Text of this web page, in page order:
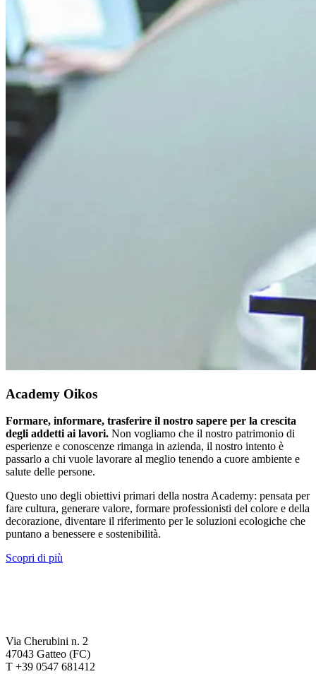
Academy Oikos
Formare, informare, trasferire il nostro sapere per la crescita
degli addetti ai lavori. Non vogliamo che il nostro patrimonio di
esperienze e conoscenze rimanga in azienda, il nostro intento è
passarlo a chi vuole lavorare al meglio tenendo a cuore ambiente e
salute delle persone.
Questo uno degli obiettivi primari della nostra Academy: pensata per
fare cultura, generare valore, formare professionisti del colore e della
decorazione, diventare il riferimento per le soluzioni ecologiche che
puntano a benessere e sostenibilità.
Scopri di più
Via Cherubini n. 2
47043 Gatteo (FC)
T +39 0547 681412